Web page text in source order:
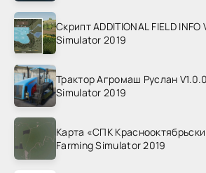
Скрипт ADDITIONAL FIELD
Simulator 2019
Трактор Агромаш Руслан
Simulator 2019
Карта «СПК
Farming Simulator 2019